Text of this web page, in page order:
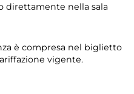
direttamente nella sala
è compresa nel biglietto
vigente.